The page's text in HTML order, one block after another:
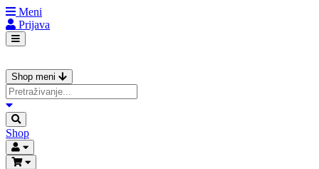
Meni
Prijava
Shop meni
Shop